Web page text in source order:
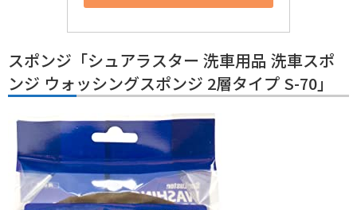
スポンジ「シュアラスター 洗車用品 洗車スポ
ンジ ウォッシングスポンジ 2層タイプ S-70」